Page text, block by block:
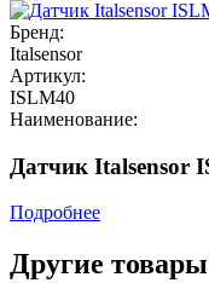
Бренд:
Italsensor
Артикул:
ISLM40
Наименование:
Датчик Italsensor
Подробнее
Другие